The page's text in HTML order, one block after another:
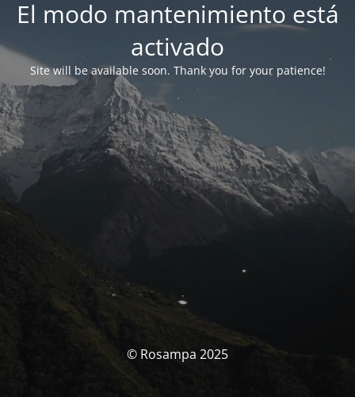
El modo mantenimiento está
activado
Site will be available soon. Thank you for your patience!
© Rosampa 2025